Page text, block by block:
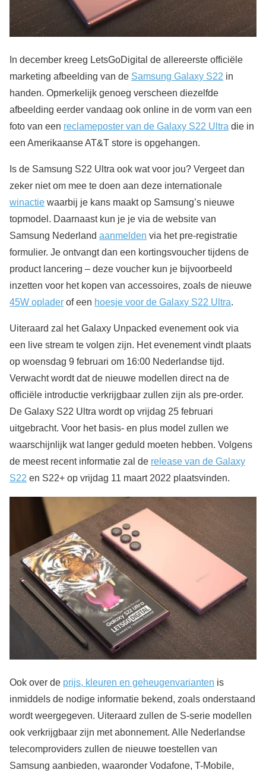
In december kreeg LetsGoDigital de allereerste officiële
marketing afbeelding van de Samsung Galaxy S22 in
handen. Opmerkelijk genoeg verscheen diezelfde
afbeelding eerder vandaag ook online in de vorm van een
foto van een reclameposter van de Galaxy S22 Ultra die in
een Amerikaanse AT&T store is opgehangen.
Is de Samsung S22 Ultra ook wat voor jou? Vergeet dan
zeker niet om mee te doen aan deze internationale
winactie waarbij je kans maakt op Samsung’s nieuwe
topmodel. Daarnaast kun je je via de website van
Samsung Nederland aanmelden via het pre-registratie
formulier. Je ontvangt dan een kortingsvoucher tijdens de
product lancering – deze voucher kun je bijvoorbeeld
inzetten voor het kopen van accessoires, zoals de nieuwe
45W oplader of een hoesje voor de Galaxy S22 Ultra.
Uiteraard zal het Galaxy Unpacked evenement ook via
een live stream te volgen zijn. Het evenement vindt plaats
op woensdag 9 februari om 16:00 Nederlandse tijd.
Verwacht wordt dat de nieuwe modellen direct na de
officiële introductie verkrijgbaar zullen zijn als pre-order.
De Galaxy S22 Ultra wordt op vrijdag 25 februari
uitgebracht. Voor het basis- en plus model zullen we
waarschijnlijk wat langer geduld moeten hebben. Volgens
de meest recent informatie zal de release van de Galaxy
S22 en S22+ op vrijdag 11 maart 2022 plaatsvinden.
Ook over de prijs, kleuren en geheugenvarianten is
inmiddels de nodige informatie bekend, zoals onderstaand
wordt weergegeven. Uiteraard zullen de S-serie modellen
ook verkrijgbaar zijn met abonnement. Alle Nederlandse
telecomproviders zullen de nieuwe toestellen van
Samsung aanbieden, waaronder Vodafone, T-Mobile,